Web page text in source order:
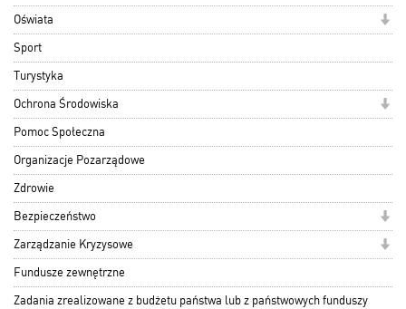
Oświata
Sport
Turystyka
Ochrona Środowiska
Pomoc Społeczna
Organizacje Pozarządowe
Zdrowie
Bezpieczeństwo
Zarządzanie Kryzysowe
Fundusze zewnętrzne
Zadania zrealizowane z budżetu państwa lub z państwowych funduszy